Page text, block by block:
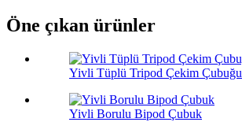
Öne çıkan ürünler
Yivli Tüplü Tripod Çekim Çubuğu
Yivli Borulu Bipod Çubuk